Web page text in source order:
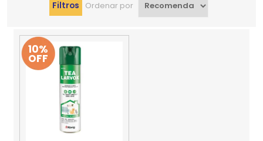
Filtros Ordenar por
10%
OFF